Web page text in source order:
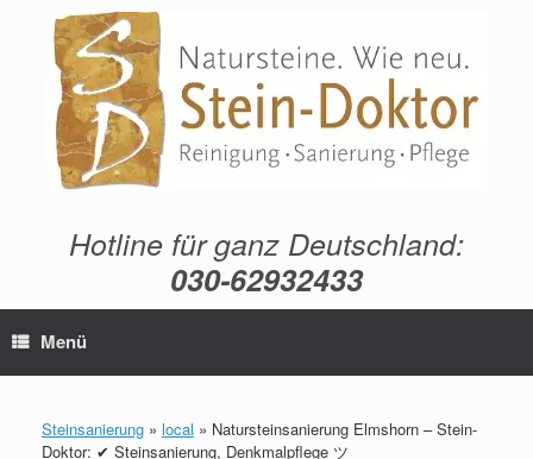
springen
Hotline für ganz Deutschland:
030-62932433
Menü
Steinsanierung » local » Natursteinsanierung Elmshorn – Stein-
Doktor: ✔ Steinsanierung, Denkmalpflege ツ